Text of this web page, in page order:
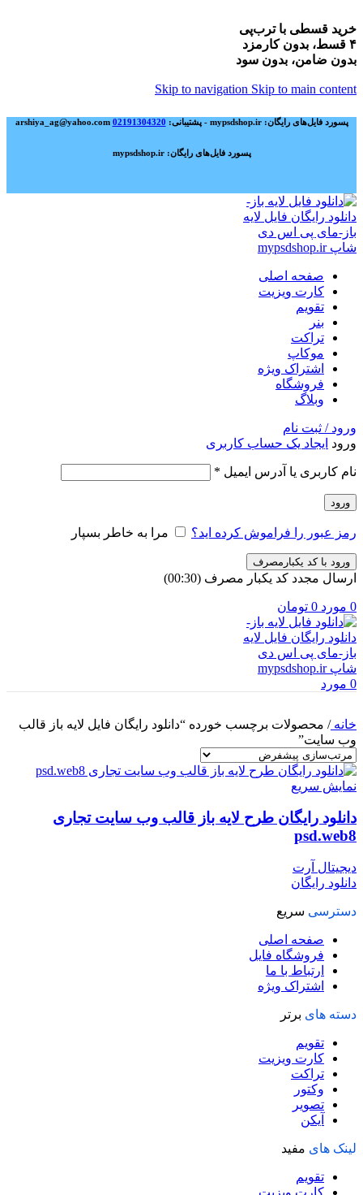
خرید قسطی با ترب‌پی
۴ قسط، بدون کارمزد
بدون ضامن، بدون سود
Skip to navigation Skip to main content
پسورد فایل‌های رایگان: mypsdshop.ir - پشتیبانی: arshiya_ag@yahoo.com 02191304320
پسورد فایل‌های رایگان: mypsdshop.ir
صفحه اصلی
کارت ویزیت
تقویم
بنر
تراکت
موکاپ
اشتراک ویژه
فروشگاه
وبلاگ
ورود / ثبت نام
ورود ایجاد یک حساب کاربری
نام کاربری یا آدرس ایمیل *
ورود
رمز عبور را فراموش کرده اید؟ مرا به خاطر بسپار
ورود با کد یکبارمصرف
ارسال مجدد کد یکبار مصرف (00:
30
)
0 مورد 0 تومان
0 مورد
خانه/ محصولات برچسب خورده “دانلود رایگان فایل لایه باز قالب
وب سایت”
نمایش سریع
دانلود رایگان طرح لایه باز قالب وب سایت تجاری
psd.web8
دیجیتال آرت
دانلود رایگان
دسترسی سریع
صفحه اصلی
فروشگاه فایل
ارتباط با ما
اشتراک ویژه
دسته های برتر
تقویم
کارت ویزیت
تراکت
وکتور
تصویر
آیکن
لینک های مفید
تقویم